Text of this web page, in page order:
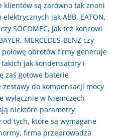
klientów są zarówno tak znani
jak ABB, EATON,
SOCOMEC, jak też końcowi
MERCEDES-BENZ czy
połowę obrotów firmy generuje
jak kondensatory i
zaś gotowe baterie
zestawy do kompensacji mocy
wyłącznie w Niemczech
niektóre parametry
tych, które są wymagane
firma przeprowadza